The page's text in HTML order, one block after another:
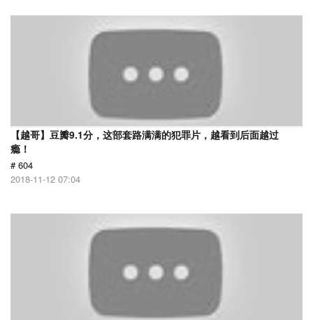
【越哥】豆瓣9.1分，这部套路满满的犯罪片，越看到后面越过
瘾！
# 604
2018-11-12 07:04